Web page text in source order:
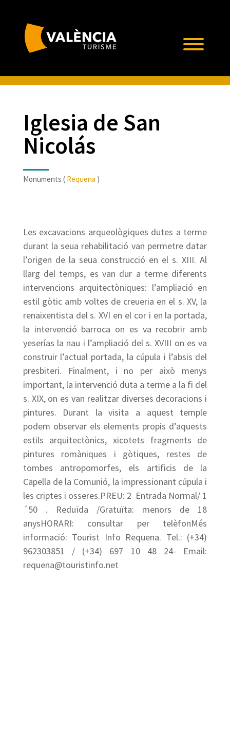
Iglesia de San
Nicolás
Monuments ( Requena )
Les excavacions arqueològiques dutes a terme
durant la seua rehabilitació van permetre datar
l’origen de la seua construcció en el s. XIII. Al
llarg del temps, es van dur a terme diferents
intervencions arquitectòniques: l’ampliació en
estil gòtic amb voltes de creueria en el s. XV, la
renaixentista del s. XVI en el cor i en la portada,
la intervenció barroca on es va recobrir amb
yeserías la nau i l’ampliació del s. XVIII on es va
construir l’actual portada, la cúpula i l’absis del
presbiteri. Finalment, i no per això menys
important, la intervenció duta a terme a la fi del
s. XIX, on es van realitzar diverses decoracions i
pintures. Durant la visita a aquest temple
podem observar els elements propis d’aquests
estils arquitectònics, xicotets fragments de
pintures romàniques i gòtiques, restes de
tombes antropomorfes, els artificis de la
Capella de la Comunió, la impressionant cúpula i
les criptes i osseres.PREU: 2  Entrada Normal/ 1
´50 . Reduïda /Gratuïta: menors de 18
anysHORARI: consultar per telèfonMés
informació: Tourist Info Requena. Tel.: (+34)
962303851 / (+34) 697 10 48 24- Email:
requena@touristinfo.net